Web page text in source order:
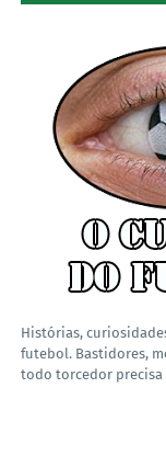
Histórias,
futebol. Bastidores,
todo torcedor precisa